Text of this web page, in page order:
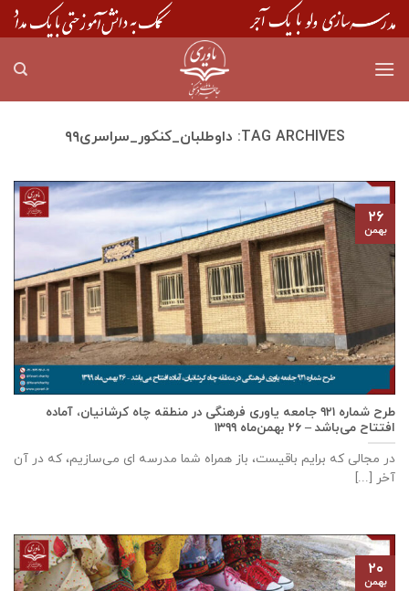
Skip
to
TAG ARCHIVES: داوطلبان_کنکور_سراسری۹۹
طرح شماره ۹۲۱ جامعه ياوری فرهنگی در منطقه چاه کرشانیان، آماده
افتتاح می‌باشد – ۲۶ بهمن‌ماه ۱۳۹۹
در مجالی که برایم باقیست، باز همراه شما مدرسه ای می‌سازیم، که در آن
آخر [...]
۲۶
بهمن
۲۰
بهمن